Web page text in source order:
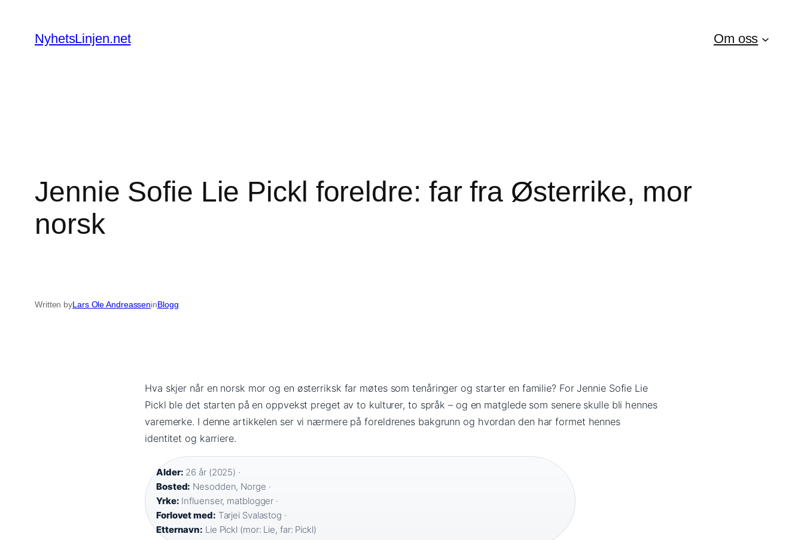
content
NyhetsLinjen.net Om oss
Jennie Sofie Lie Pickl foreldre: far fra Østerrike, mor
norsk
Written byLars Ole AndreasseninBlogg
Hva skjer når en norsk mor og en østerriksk far møtes som tenåringer og starter en familie? For Jennie Sofie Lie
Pickl ble det starten på en oppvekst preget av to kulturer, to språk – og en matglede som senere skulle bli hennes
varemerke. I denne artikkelen ser vi nærmere på foreldrenes bakgrunn og hvordan den har formet hennes
identitet og karriere.
Alder: 26 år (2025) ·
Bosted: Nesodden, Norge ·
Yrke: Influenser, matblogger ·
Forlovet med: Tarjei Svalastog ·
Etternavn: Lie Pickl (mor: Lie, far: Pickl)